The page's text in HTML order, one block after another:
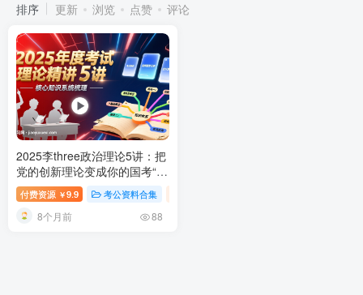
排序 更新 浏览 点赞 评论
2025李three政治理论5讲：把
党的创新理论变成你的国考“隐
形翅膀”
付费资源 ￥9.9 考公资料合集
8个月前 88